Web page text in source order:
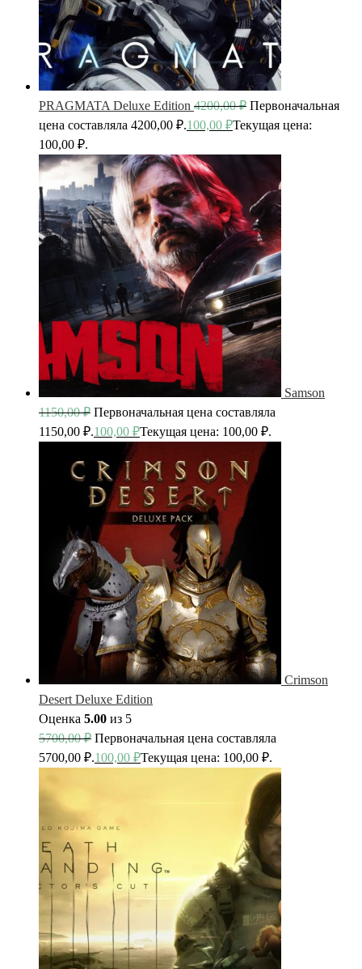
PRAGMATA Deluxe Edition 4200,00₽ Первоначальная
цена составляла 4200,00 ₽.100,00 ₽Текущая цена:
100,00 ₽.
Samson
1150,00₽ Первоначальная цена составляла
1150,00 ₽.100,00 ₽Текущая цена: 100,00 ₽.
Crimson
Desert Deluxe Edition
Оценка 5.00 из 5
5700,00₽ Первоначальная цена составляла
5700,00 ₽.100,00 ₽Текущая цена: 100,00 ₽.